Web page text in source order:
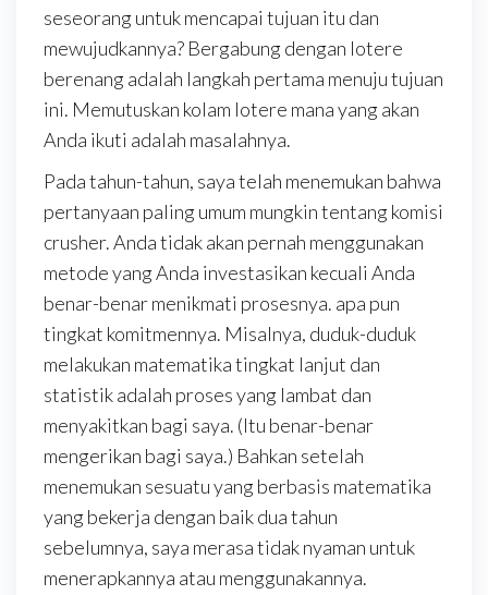
seseorang untuk mencapai tujuan itu dan
mewujudkannya? Bergabung dengan lotere
berenang adalah langkah pertama menuju tujuan
ini. Memutuskan kolam lotere mana yang akan
Anda ikuti adalah masalahnya.
Pada tahun-tahun, saya telah menemukan bahwa
pertanyaan paling umum mungkin tentang komisi
crusher. Anda tidak akan pernah menggunakan
metode yang Anda investasikan kecuali Anda
benar-benar menikmati prosesnya. apa pun
tingkat komitmennya. Misalnya, duduk-duduk
melakukan matematika tingkat lanjut dan
statistik adalah proses yang lambat dan
menyakitkan bagi saya. (Itu benar-benar
mengerikan bagi saya.) Bahkan setelah
menemukan sesuatu yang berbasis matematika
yang bekerja dengan baik dua tahun
sebelumnya, saya merasa tidak nyaman untuk
menerapkannya atau menggunakannya.